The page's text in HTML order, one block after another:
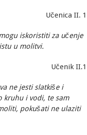
Učenica II. 1
iskoristiti za učenje
u molitvi.
Učenik II.1
ne jesti slatkiše i
kruhu i vodi, te sam
pokušati ne ulaziti